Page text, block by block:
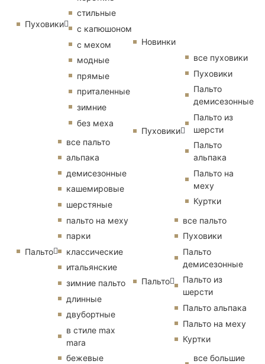
Пуховики
стильные
с капюшоном
с мехом
модные
прямые
приталенные
зимние
без меха
Пальто
все пальто
альпака
демисезонные
кашемировые
шерстяные
пальто на меху
парки
классические
итальянские
зимние пальто
длинные
двубортные
в стиле max
mara
бежевые
Новинки
Пуховики
все пуховики
Пуховики
Пальто
демисезонные
Пальто из
шерсти
Пальто
альпака
Пальто на
меху
Куртки
Пальто
все пальто
Пуховики
Пальто
демисезонные
Пальто из
шерсти
Пальто альпака
Пальто на меху
Куртки
все большие